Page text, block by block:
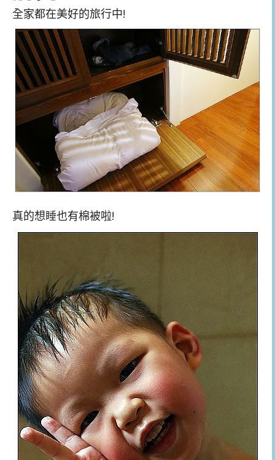
全家都在美好的旅行中!
真的想睡也有棉被啦!